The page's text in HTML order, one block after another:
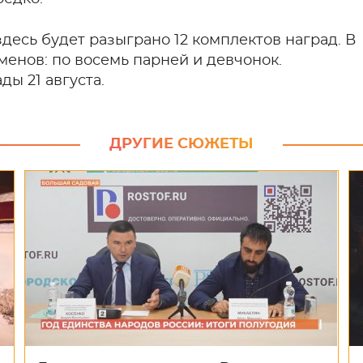
будет разыграно 12 комплектов наград. В
по восемь парней и девчонок.
21 августа.
ДРУГИЕ СЮЖЕТЫ